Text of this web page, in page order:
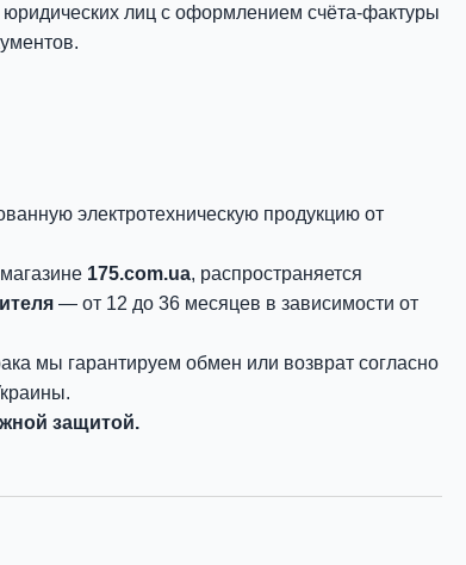
лиц с оформлением счёта-фактуры
электротехническую продукцию от
175.com.ua, распространяется
— от 12 до 36 месяцев в зависимости от
мы гарантируем обмен или возврат согласно
защитой.